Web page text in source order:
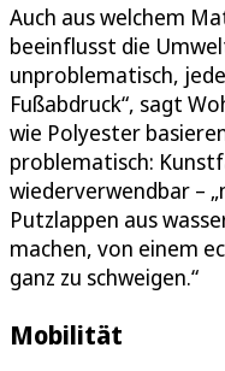
Auch aus welchem
beeinflusst die
unproblematisch,
Fußabdruck“, sagt
wie Polyester
problematisch:
wiederverwendbar –
Putzlappen aus
machen, von einem
ganz zu schweigen.“
Mobilität